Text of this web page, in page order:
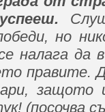
но
налага да
правите.
защото
(посочва